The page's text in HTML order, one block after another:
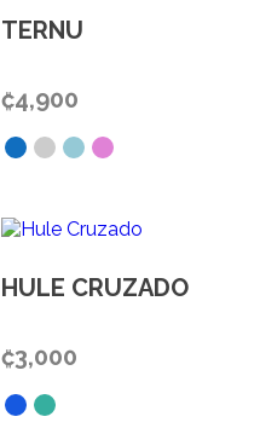
TERNU
₡4,900
HULE CRUZADO
₡3,000